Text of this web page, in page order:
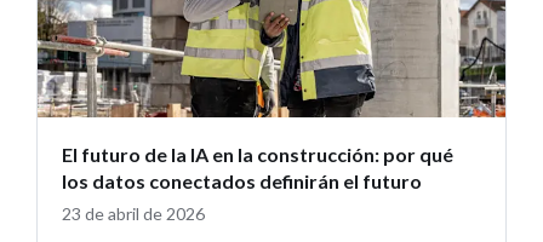
El futuro de la IA en la construcción: por qué
los datos conectados definirán el futuro
23 de abril de 2026